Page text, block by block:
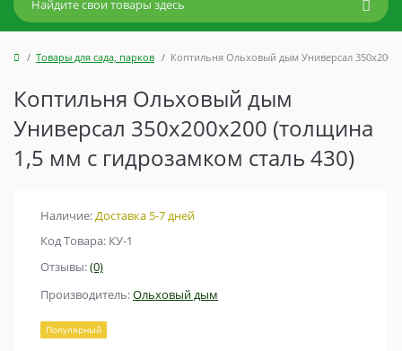
Товары для сада, парков Коптильня Ольховый дым Универсал
Коптильня Ольховый дым
Универсал 350х200х200 (толщина
1,5 мм с гидрозамком сталь 430)
Наличие:Доставка 5-7 дней
Код Товара: КУ-1
Отзывы:(0)
Производитель:Ольховый дым
Популярный